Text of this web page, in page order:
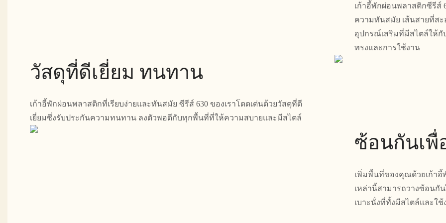
เก้าอี้พักผ่อนพลาสติกซีรีส์
ความทันสมัย เส้นสายที่ส
อุปกรณ์เสริมที่มีสไตล์ให้กั
ทรงและการใช้งาน
วัสดุที่ดีเยี่ยม ทนทาน
เก้าอี้พักผ่อนพลาสติกที่เรียบง่ายและทันสมัย ​​ซีรีส์ 630 ของเราโดดเด่นด้วยวัสดุที่ดี
เยี่ยมซึ่งรับประกันความทนทาน ลงตัวพอดีกับทุกพื้นที่ที่ให้ความสบายและมีสไตล์
ซ้อนกันเพื่
เพิ่มพื้นที่ของคุณด้วยเก้าอี้
เหล่านี้สามารถวางซ้อนกั
เบาะนั่งที่ทั้งมีสไตล์และใช้